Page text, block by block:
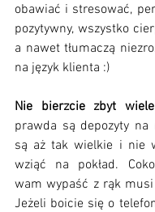
obawiać i stresować,
pozytywny, wszystko
a nawet tłumaczą
na język klienta :)
Nie bierzcie zbyt
prawda są depozyty
są aż tak wielkie i nie
wziąć na pokład.
wam wypaść z rąk
Jeżeli boicie się o